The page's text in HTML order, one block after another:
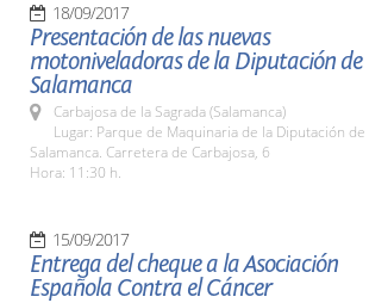
18/09/2017
Presentación de las nuevas
motoniveladoras de la Diputación de
Salamanca
Carbajosa de la Sagrada (Salamanca)
Lugar: Parque de Maquinaria de la Diputación de
Salamanca. Carretera de Carbajosa, 6
Hora: 11:30 h.
15/09/2017
Entrega del cheque a la Asociación
Española Contra el Cáncer